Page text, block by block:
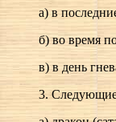
а) в
б) во время
в) в день
3. Следующие